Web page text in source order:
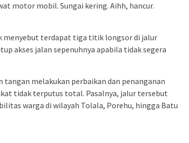
motor mobil. Sungai kering. Aihh, hancur.
menyebut terdapat tiga titik longsor di jalur
akses jalan sepenuhnya apabila tidak segera
melakukan perbaikan dan penanganan
tidak terputus total. Pasalnya, jalur tersebut
warga di wilayah Tolala, Porehu, hingga Batu